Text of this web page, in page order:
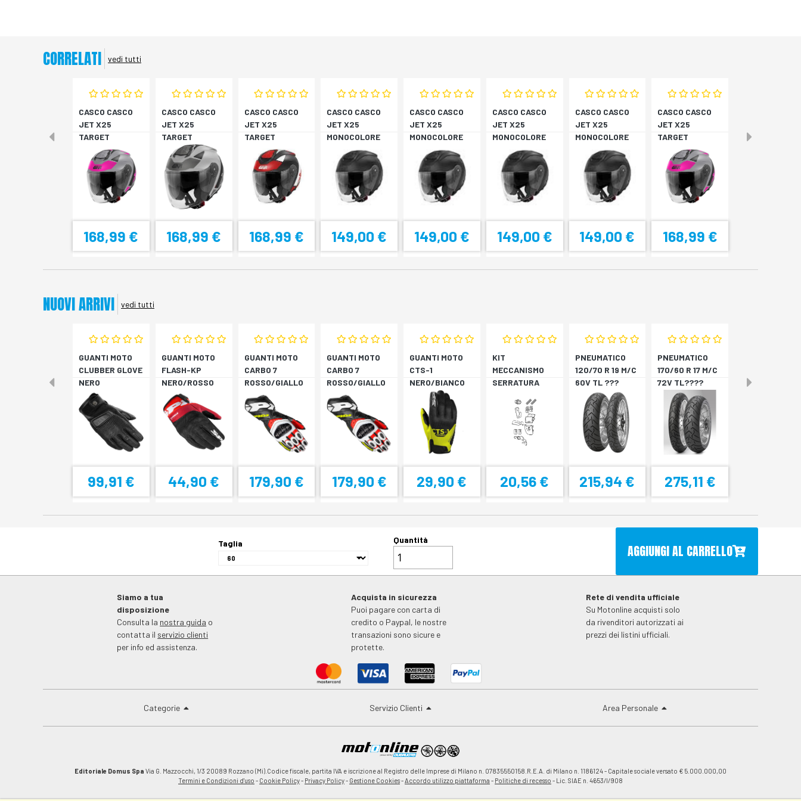
CORRELATI vedi tutti
CASCO CASCO
JET X25
TARGET
TITAN/ROSA XS
168,99 €
CASCO CASCO
JET X25
TARGET
TITAN/NERO S
168,99 €
CASCO CASCO
JET X25
TARGET
NER/BIA/ROSS
168,99 €
CASCO CASCO
JET X25
MONOCOLORE
NERO XS
149,00 €
CASCO CASCO
JET X25
MONOCOLORE
NERO XS
149,00 €
CASCO CASCO
JET X25
MONOCOLORE
NERO XS
149,00 €
CASCO CASCO
JET X25
MONOCOLORE
NERO XS
149,00 €
CASCO CASCO
JET X25
TARGET
TITAN/ROSA XS
168,99 €
NUOVI ARRIVI vedi tutti
GUANTI MOTO
CLUBBER GLOVE
NERO
99,91 €
GUANTI MOTO
FLASH-KP
NERO/ROSSO
44,90 €
GUANTI MOTO
CARBO 7
ROSSO/GIALLO
FLUORESCENTE
179,90 €
GUANTI MOTO
CARBO 7
ROSSO/GIALLO
FLUORESCENTE
179,90 €
GUANTI MOTO
CTS-1
NERO/BIANCO
29,90 €
KIT
MECCANISMO
SERRATURA
20,56 €
PNEUMATICO
120/70 R 19 M/C
60V TL ???
SCORPION T *A
215,94 €
PNEUMATICO
170/60 R 17 M/C
72V TL????
SCORPION T *P
275,11 €
Taglia Quantità
AGGIUNGI AL CARRELLO
Siamo a tua
disposizione
Consulta la nostra guida o
contatta il servizio clienti
per info ed assistenza.
Acquista in sicurezza
Puoi pagare con carta di
credito o Paypal, le nostre
transazioni sono sicure e
protette.
Rete di vendita ufficiale
Su Motonline acquisti solo
da rivenditori autorizzati ai
prezzi dei listini ufficiali.
Categorie Servizio Clienti Area Personale
Editoriale Domus Spa Via G. Mazzocchi, 1/3 20089 Rozzano (Mi).Codice fiscale, partita IVA e iscrizione al Registro delle Imprese di Milano n. 07835550158.R.E.A. di Milano n. 1186124 - Capitale sociale versato € 5.000.000,00
Termini e Condizioni d'uso - Cookie Policy- Privacy Policy- Gestione Cookies-Accordo utilizzo piattaforma - Politiche di recesso - Lic. SIAE n. 4653/I/908